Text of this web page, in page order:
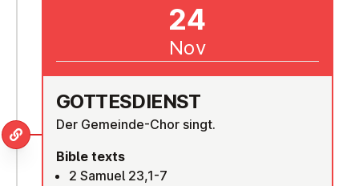
GOTTES­DI­ENST
Der Gemeinde-Chor singt.
Bible texts
2 Samuel 23,1-7
24
Nov